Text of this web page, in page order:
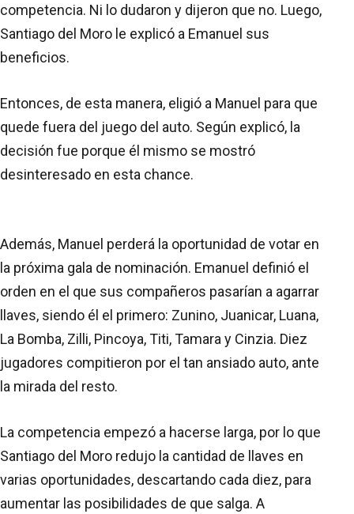
competencia. Ni lo dudaron y dijeron que no. Luego,
Santiago del Moro le explicó a Emanuel sus
beneficios.
Entonces, de esta manera, eligió a Manuel para que
quede fuera del juego del auto. Según explicó, la
decisión fue porque él mismo se mostró
desinteresado en esta chance.
Además, Manuel perderá la oportunidad de votar en
la próxima gala de nominación. Emanuel definió el
orden en el que sus compañeros pasarían a agarrar
llaves, siendo él el primero: Zunino, Juanicar, Luana,
La Bomba, Zilli, Pincoya, Titi, Tamara y Cinzia. Diez
jugadores compitieron por el tan ansiado auto, ante
la mirada del resto.
La competencia empezó a hacerse larga, por lo que
Santiago del Moro redujo la cantidad de llaves en
varias oportunidades, descartando cada diez, para
aumentar las posibilidades de que salga. A